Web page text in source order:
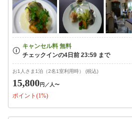
お1人さま1泊（2名1室利用時） (税込)
15,800円 ／人〜
ポイント(1%)